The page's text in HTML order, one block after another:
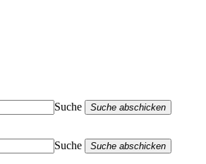
Suche
Suche abschicken
Suche
Suche abschicken